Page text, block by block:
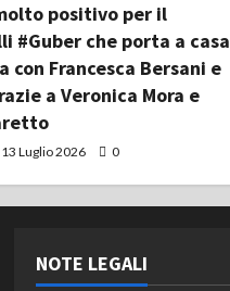
positivo per il
#Guber che porta a casa
Francesca Bersani e
a Veronica Mora e
13 Luglio 2026 0
NOTE LEGALI